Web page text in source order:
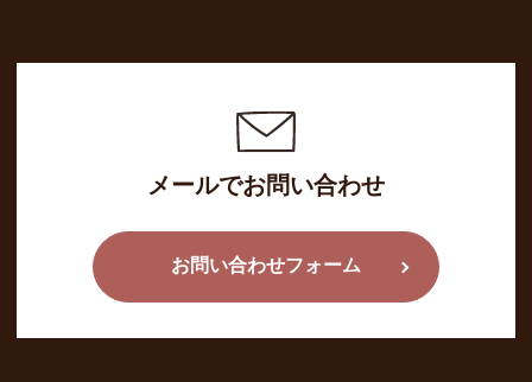
メールでお問い合わせ
お問い合わせフォーム